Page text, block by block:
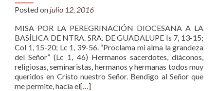
Posted on julio 12, 2016
MISA POR LA PEREGRINACIÓN DIOCESANA A LA
BASÍLICA DE NTRA. SRA. DE GUADALUPE Is 7, 13-15;
Col 1, 15-20; Lc 1, 39-56. “Proclama mi alma la grandeza
del Señor” (Lc 1, 46) Hermanos sacerdotes, diáconos,
religiosas, seminaristas, hermanos y hermanas todos muy
queridos en Cristo nuestro Señor. Bendigo al Señor que
me permite, hacia el[…]